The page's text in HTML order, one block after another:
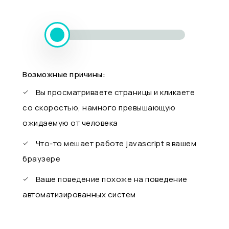
Возможные причины:
Вы просматриваете страницы и кликаете
со скоростью, намного превышающую
ожидаемую от человека
Что-то мешает работе javascript в вашем
браузере
Ваше поведение похоже на поведение
автоматизированных систем